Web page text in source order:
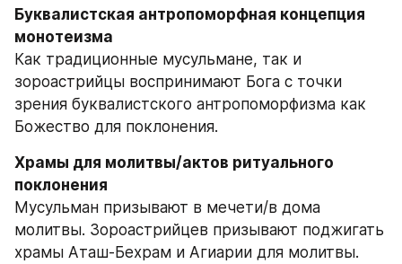
Буквалистская антропоморфная концепция
Как традиционные мусульмане, так и
зороастрийцы воспринимают Бога с точки
зрения буквалистского антропоморфизма как
Божество для поклонения.
Храмы для молитвы/актов ритуального
Мусульман призывают в мечети/в дома
молитвы. Зороастрийцев призывают поджигать
храмы Аташ-Бехрам и Агиарии для молитвы.